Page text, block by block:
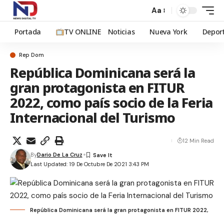
Aa
Portada TV ONLINE Noticias Nueva York
Rep Dom
República Dominicana será la
gran protagonista en FITUR
2022, como país socio de la Feria
Internacional del Turismo
Last Updated: 19 De Octubre De 2021 3:43 PM
ByDario De La Cruz
12 Min Read
República Dominicana será la gran protagonista en FITUR 2022,